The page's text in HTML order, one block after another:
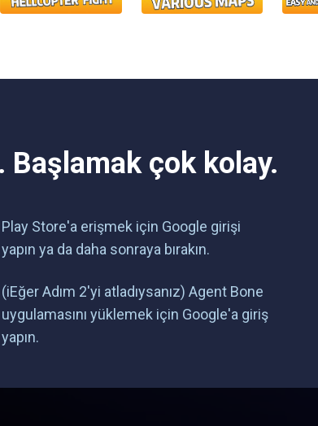
Başlamak çok kolay.
Play Store'a erişmek için Google girişi
yapın ya da daha sonraya bırakın.
(iEğer Adım 2'yi atladıysanız) Agent Bone
uygulamasını yüklemek için Google'a giriş
yapın.